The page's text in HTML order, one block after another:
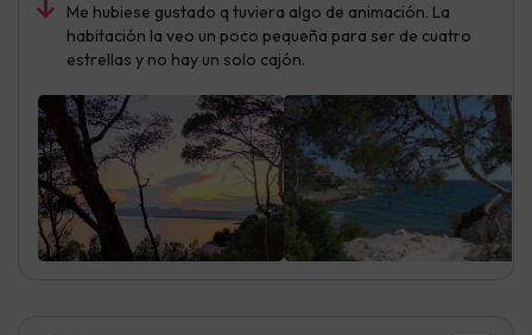
Me hubiese gustado q tuviera algo de animación. La
habitación la veo un poco pequeña para ser de cuatro
estrellas y no hay un solo cajón.